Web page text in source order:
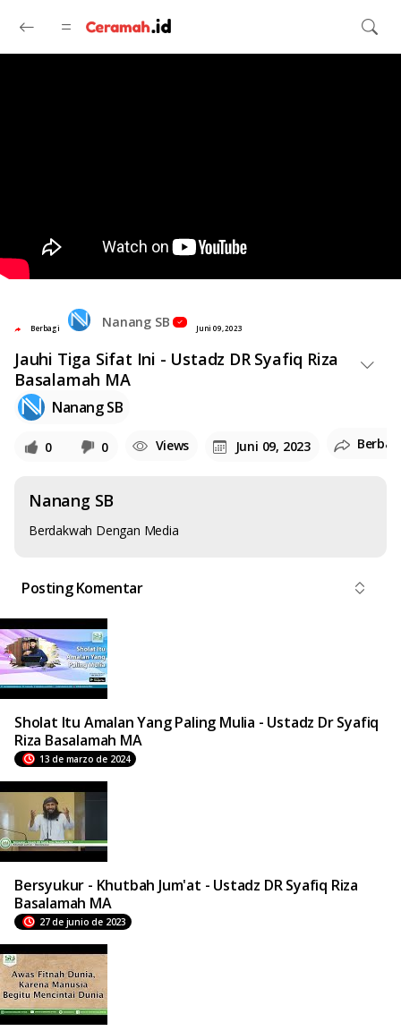
Langsung ke konten utama
Berbagi Nanang SB Juni 09, 2023
Jauhi Tiga Sifat Ini - Ustadz DR Syafiq Riza
Basalamah MA
Nanang SB
0 0 Views Juni 09, 2023
Nanang SB
Berdakwah Dengan Media
Posting Komentar
Sholat Itu Amalan Yang Paling Mulia - Ustadz Dr Syafiq
Riza Basalamah MA
13 de marzo de 2024
Bersyukur - Khutbah Jum'at - Ustadz DR Syafiq Riza
Basalamah MA
27 de junio de 2023